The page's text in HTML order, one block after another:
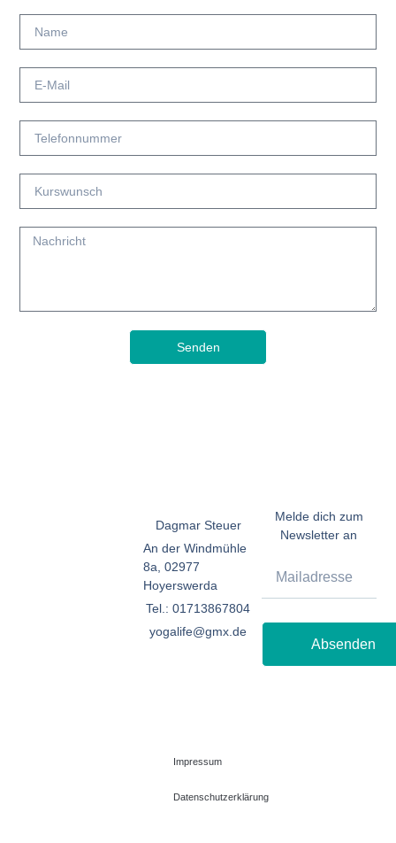
Senden
Dagmar Steuer
An der Windmühle
8a, 02977
Hoyerswerda
Tel.: 01713867804
yogalife@gmx.de
Melde dich zum
Newsletter an
Absenden
Impressum
Datenschutzerklärung